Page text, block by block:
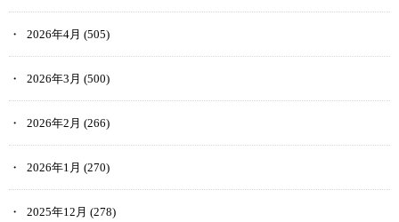
2026年4月 (505)
2026年3月 (500)
2026年2月 (266)
2026年1月 (270)
2025年12月 (278)